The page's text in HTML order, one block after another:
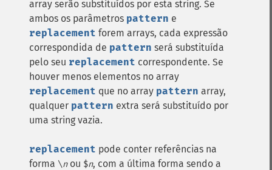
array serão substituídos por esta string. Se
ambos os parâmetros pattern e
replacement forem arrays, cada expressão
correspondida de pattern será substituída
pelo seu replacement correspondente. Se
houver menos elementos no array
replacement que no array pattern array,
qualquer pattern extra será substituído por
uma string vazia.
replacement pode conter referências na
forma \nou $n, com a última forma sendo a